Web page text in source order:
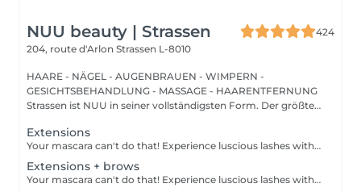
NUU beauty | Strassen
424
204, route d'Arlon Strassen L-8010
HAARE - NÄGEL - AUGENBRAUEN - WIMPERN -
GESICHTSBEHANDLUNG - MASSAGE - HAARENTFERNUNG
Strassen ist NUU in seiner vollständigsten Form. Der größte
Extensions
Your mascara can't do that! Experience luscious lashes with our professional lash extensions. Each artificial lash is expertly applied to your natural lashes, creating a fuller, longer, and darker look. Volume options: choose from 1D to 5D for the perfect fullness. Personalised choices: discuss your preferences for curves and colours with our expert. What to expect: - eye area is cleaned - tape and patches are applied to protect the skin - extensions are applied to your natural lashes - lashes are dried for a secure hold - tape and patches are removed Age restrictions: recommended to do from 16 years. Post procedure recommendations: do not wash eyelashes 24 hours after the procedure. Frequency: once in 3-4 weeks.
Extensions + brows
Your mascara can't do that! Experience luscious lashes with our professional lash extensions. Each artificial lash is expertly applied to your natural lashes, creating a fuller, longer, and darker look. Volume options: choose from 1D to 5D for the perfect fullness. Personalised choices: discuss your preferences for curves and colours with our expert. What to expect: - eye area is cleaned - tape and patches are applied to protect the skin - extensions are applied to your natural lashes - lashes are dried for a secure hold - tape and patches are removed Age restrictions: recommended to do from 16 years. Post procedure recommendations: do not wash eyelashes 24 hours after the procedure. Frequency: once in 3-4 weeks.